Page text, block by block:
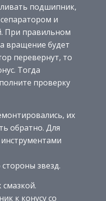
подшипник,
и
При правильном
вращение будет
перевернут, то
Тогда
проверку
их
обратно. Для
инструментами
стороны звезд.
к конусу со